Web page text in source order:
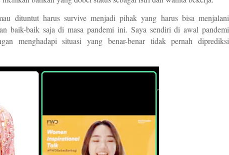
dituntut harus survive menjadi pihak yang harus bisa menjalani
baik-baik saja di masa pandemi ini. Saya sendiri di awal pandemi
menghadapi situasi yang benar-benar tidak pernah diprediksi